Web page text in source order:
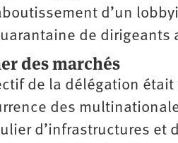
d’un
de dirigeants
des marchés
de la délégation
des
d’infra­structures et